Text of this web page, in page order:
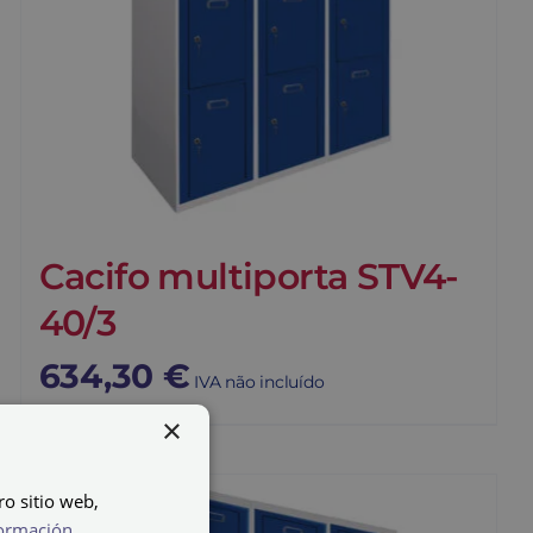
Cacifo multiporta STV4-
40/3
634,30 € IVA não incluído
×
sitio web,